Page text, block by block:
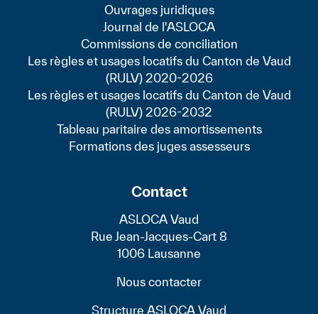
Ouvrages juridiques
Journal de l'ASLOCA
Commissions de conciliation
Les règles et usages locatifs du Canton de Vaud
(RULV) 2020-2026
Les règles et usages locatifs du Canton de Vaud
(RULV) 2026-2032
Tableau paritaire des amortissements
Formations des juges assesseurs
Contact
ASLOCA Vaud
Rue Jean-Jacques-Cart 8
1006 Lausanne
Nous contacter
Structure ASLOCA Vaud